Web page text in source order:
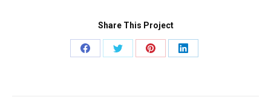
Share This Project
Share
Share
Share
Share